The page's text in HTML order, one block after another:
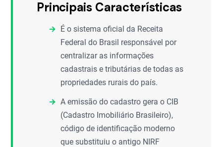
Principais Características
É o sistema oficial da Receita
Federal do Brasil responsável por
centralizar as informações
cadastrais e tributárias de todas as
propriedades rurais do país.
A emissão do cadastro gera o CIB
(Cadastro Imobiliário Brasileiro),
código de identificação moderno
que substituiu o antigo NIRF